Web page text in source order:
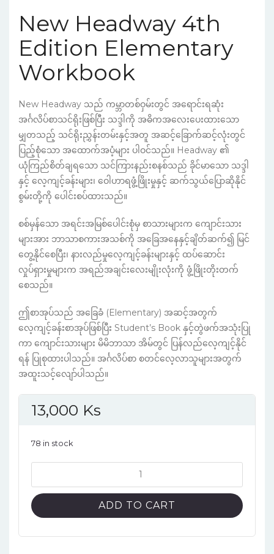
New Headway 4th
Edition Elementary
Workbook
New Headway သည် ကမ္ဘာတစ်ဝှမ်းတွင် အရောင်းရဆုံး
အင်္ဂလိပ်စာသင်ရိုးဖြစ်ပြီး သဒ္ဒါကို အဓိကအလေးပေးထားသော
မျှတသည့် သင်ရိုးညွှန်းတမ်းနှင့်အတူ အဆင့်ခြောက်ဆင့်လုံးတွင်
ပြည့်စုံသော အထောက်အပံ့များ ပါဝင်သည်။ Headway ၏
ယုံကြည်စိတ်ချရသော သင်ကြားနည်းစနစ်သည် ခိုင်မာသော သဒ္ဒါ
နှင့် လေ့ကျင့်ခန်းများ၊ ဝေါဟာရဖွံ့ဖြိုးမှုနှင့် ဆက်သွယ်ပြောဆိုနိုင်
စွမ်းတို့ကို ပေါင်းစပ်ထားသည်။
စစ်မှန်သော အရင်းအမြစ်ပေါင်းစုံမှ စာသားများက ကျောင်းသား
များအား ဘာသာစကားအသစ်ကို အခြေအနေနှင့်ချိတ်ဆက်၍ မြင်
တွေ့နိုင်စေပြီး၊ နားလည်မှုလေ့ကျင့်ခန်းများနှင့် ထပ်ဆောင်း
လှုပ်ရှားမှုများက အရည်အချင်းလေးမျိုးလုံးကို ဖွံ့ဖြိုးတိုးတက်
စေသည်။
ဤစာအုပ်သည် အခြေခံ (Elementary) အဆင့်အတွက်
လေ့ကျင့်ခန်းစာအုပ်ဖြစ်ပြီး Student’s Book နှင့်တွဲဖက်အသုံးပြု
ကာ ကျောင်းသားများ မိမိဘာသာ အိမ်တွင် ပြန်လည်လေ့ကျင့်နိုင်
ရန် ပြုစုထားပါသည်။ အင်္ဂလိပ်စာ စတင်လေ့လာသူများအတွက်
အထူးသင့်လျော်ပါသည်။
13,000 Ks
78 in stock
Headway
4th
Edition
ADD TO CART